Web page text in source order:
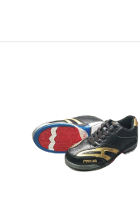
12P 2.670